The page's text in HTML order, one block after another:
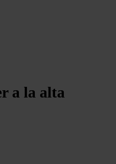
a la alta